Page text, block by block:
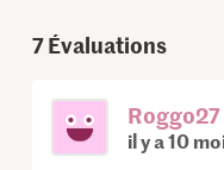
7Évaluations
Roggo27
il y a 10